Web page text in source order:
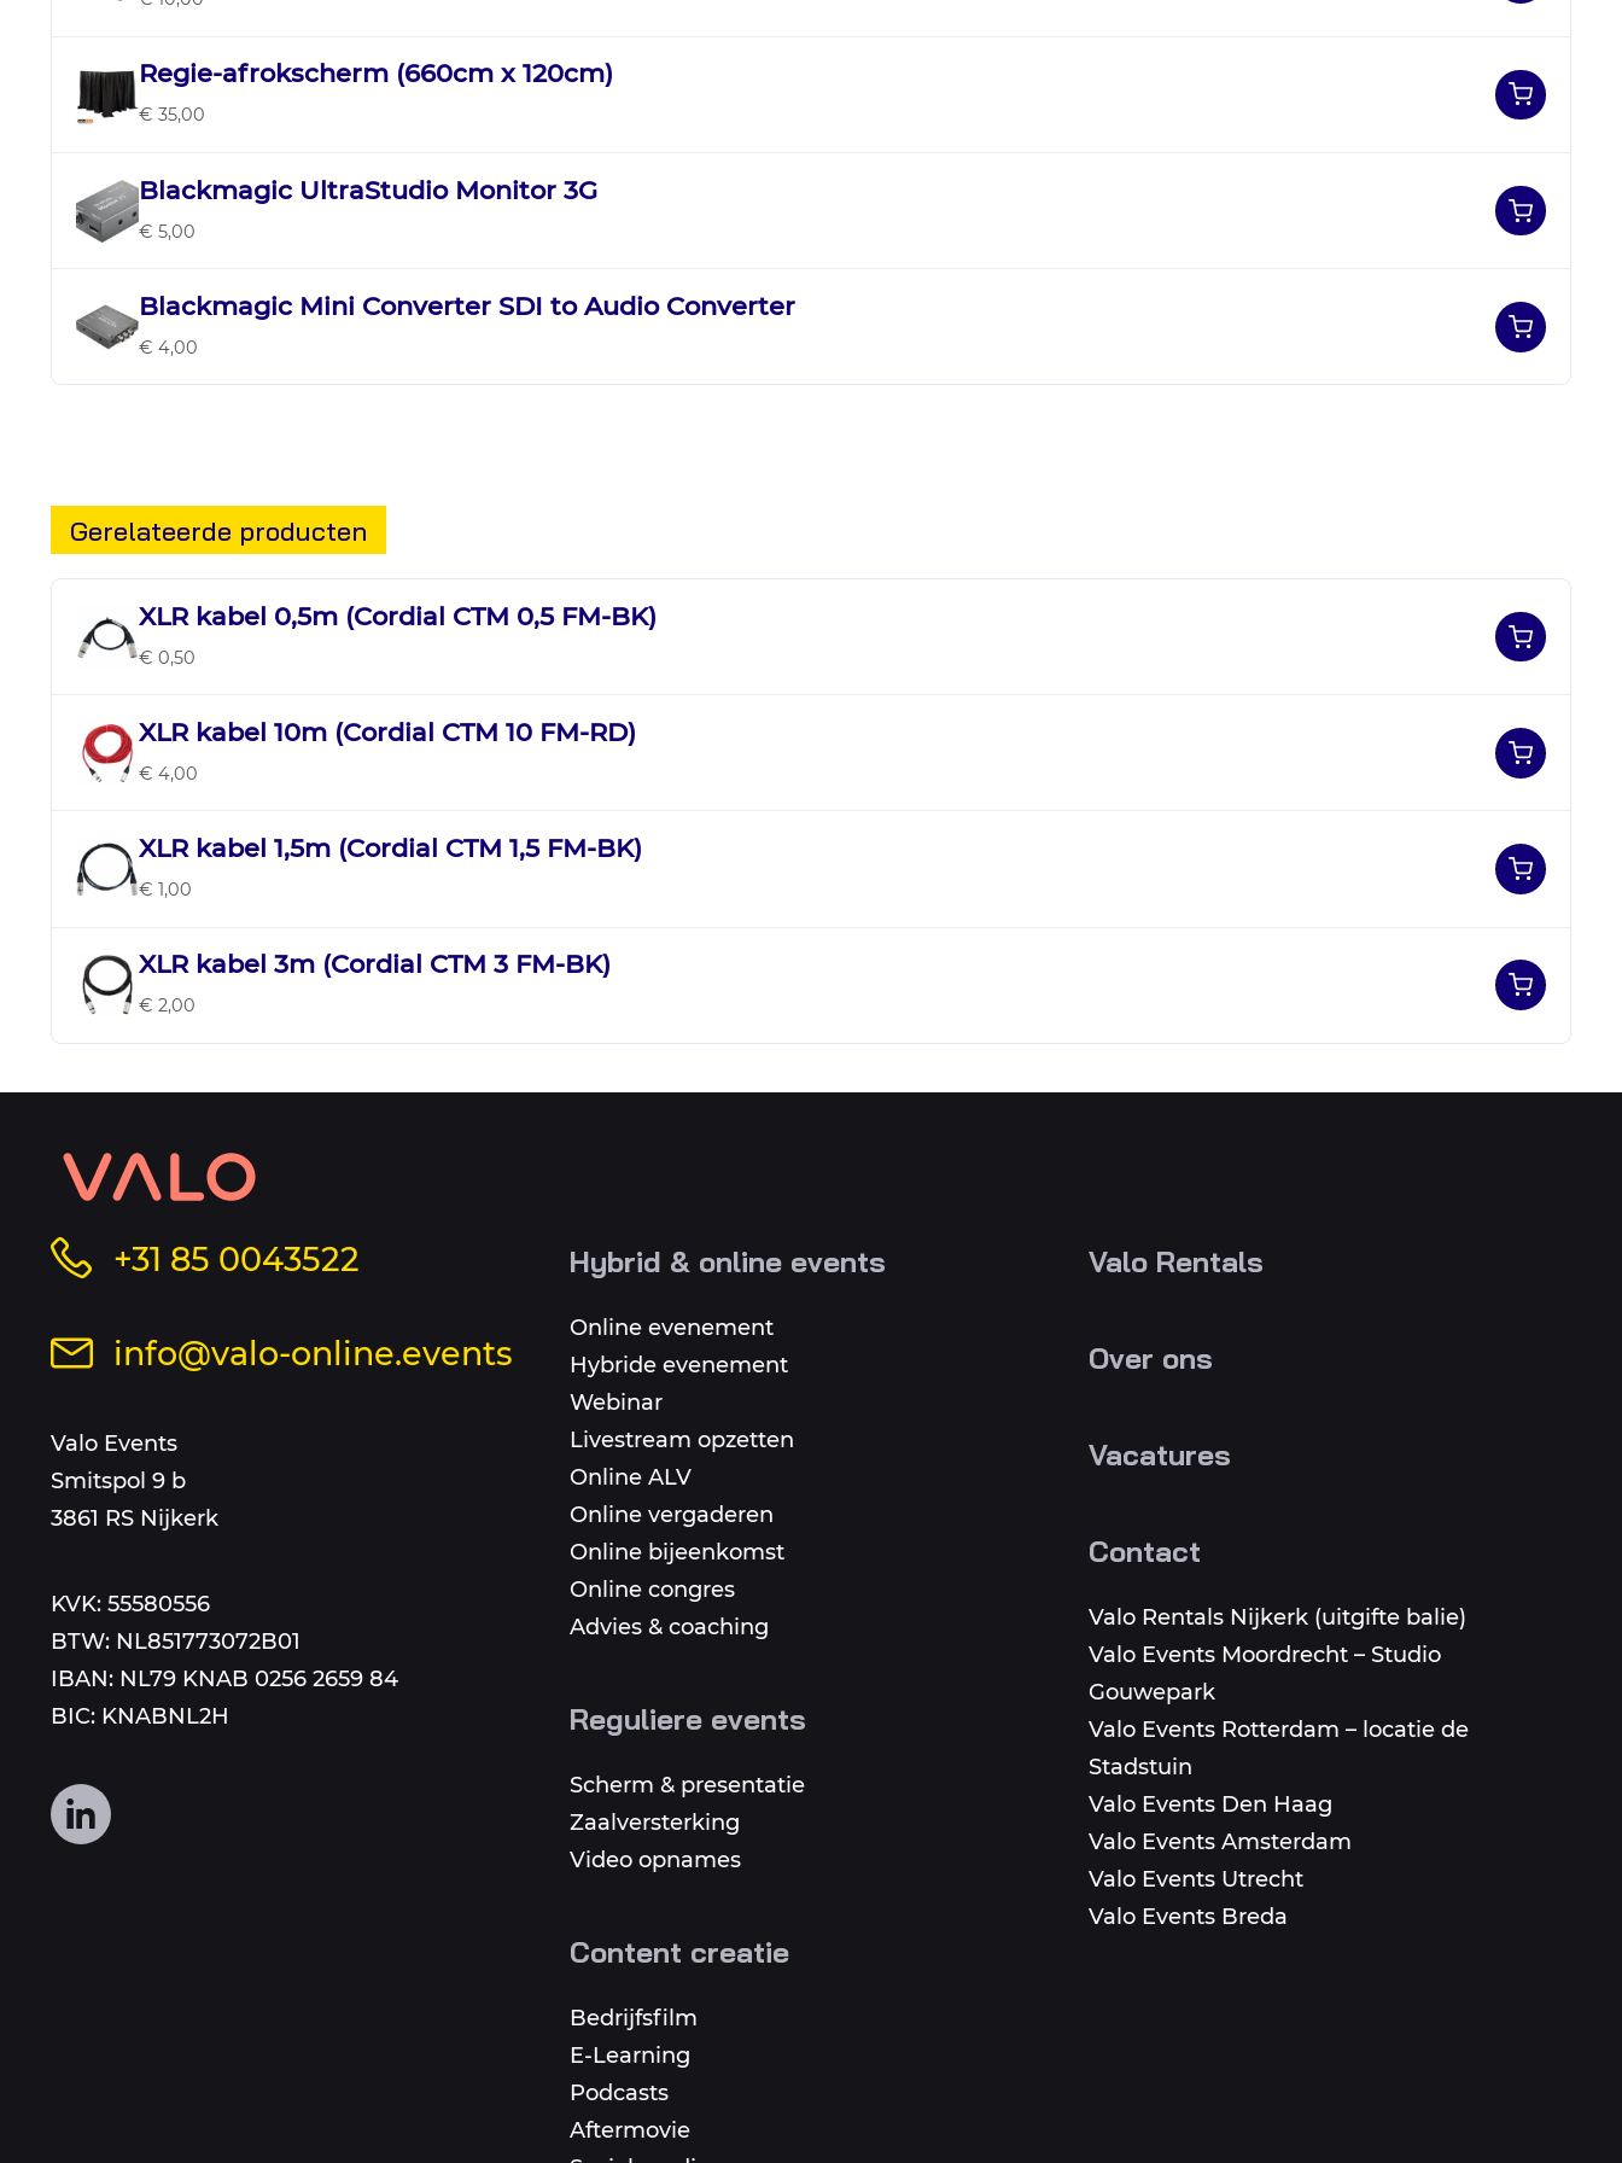
Regie-afrokscherm (660cm x 120cm)
€ 35,00
Blackmagic UltraStudio Monitor 3G
€ 5,00
Blackmagic Mini Converter SDI to Audio Converter
€ 4,00
Gerelateerde producten
XLR kabel 0,5m (Cordial CTM 0,5 FM-BK)
€ 0,50
XLR kabel 10m (Cordial CTM 10 FM-RD)
€ 4,00
XLR kabel 1,5m (Cordial CTM 1,5 FM-BK)
€ 1,00
XLR kabel 3m (Cordial CTM 3 FM-BK)
€ 2,00
Contact
informatie
sitemap
+31 85 0043522
dit
Stuur
mail
aan
info@valo-online.events
Valo Events
Smitspol 9 b
3861 RS Nijkerk
KVK: 55580556
BTW: NL851773072B01
IBAN: NL79 KNAB 0256 2659 84
BIC: KNABNL2H
Volg
ons
Hybrid & online events
Online evenement
Hybride evenement
Webinar
Livestream opzetten
Online ALV
Online vergaderen
Online bijeenkomst
Online congres
Advies & coaching
Reguliere events
Scherm & presentatie
Zaalversterking
Video opnames
Content creatie
Bedrijfsfilm
E-Learning
Podcasts
Aftermovie
Valo Rentals
Over ons
Vacatures
Contact
Valo Rentals Nijkerk (uitgifte balie)
Valo Events Moordrecht – Studio
Gouwepark
Valo Events Rotterdam – locatie de
Stadstuin
Valo Events Den Haag
Valo Events Amsterdam
Valo Events Utrecht
Valo Events Breda